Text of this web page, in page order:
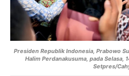
Presiden Republik Indonesia, Prabowo
Halim Perdanakusuma, pada Selasa,
Setpres/